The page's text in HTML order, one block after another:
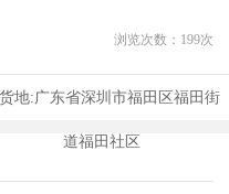
浏览次数： 199次
地:广东省深圳市福田区福田街
道福田社区